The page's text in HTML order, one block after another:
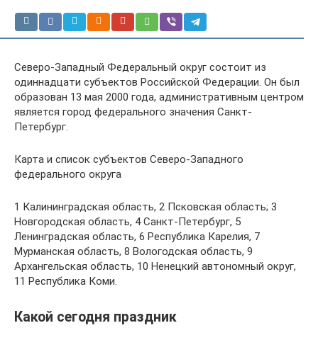
Северо-Западный Федеральный округ состоит из
одиннадцати субъектов Российской Федерации. Он был
образован 13 мая 2000 года, административным центром
является город федерального значения Санкт-
Петербург.
Карта и список субъектов Северо-Западного
федерального округа
1 Калининградская область, 2 Псковская область; 3
Новгородская область, 4 Санкт-Петербург, 5
Ленинградская область, 6 Республика Карелия, 7
Мурманская область, 8 Вологодская область, 9
Архангельская область, 10 Ненецкий автономный округ,
11 Республика Коми.
Какой сегодня праздник